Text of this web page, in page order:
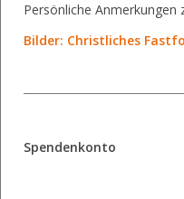
Persönliche Anmerkungen
Bilder: Christliches
Spendenkonto